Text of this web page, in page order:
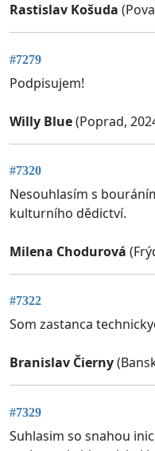
Rastislav Košuda
#7279
Podpisujem!
Willy Blue(Poprad,
#7320
Nesouhlasím s
kulturního dědictví.
Milena Chodurová
#7322
Som zastanca
Branislav Čierny
#7329
Suhlasim so snahou